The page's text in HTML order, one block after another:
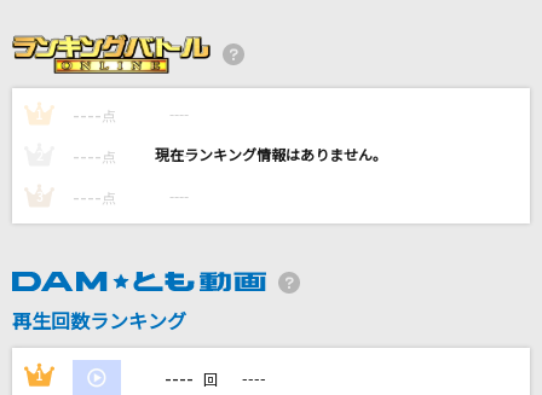
小春おばさん
井上陽水
秦 基博
Mrs. GREEN APPLE
[生音]今宵の月のように
エレファントカシマシ
1 ---- 点 ----
---- 点 ----
3 ---- 点 ----
再生回数ランキング
1 ---- 回 ----